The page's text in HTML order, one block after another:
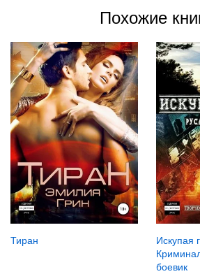
Похожие
Тиран
Искупая
боевик